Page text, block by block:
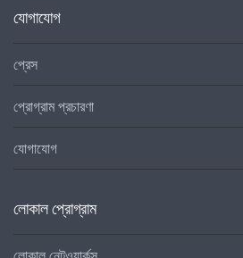
যোগাযোগ
প্রেস
প্রোগ্রাম প্রচারণা
যোগাযোগ
লোকাল প্রোগ্রাম